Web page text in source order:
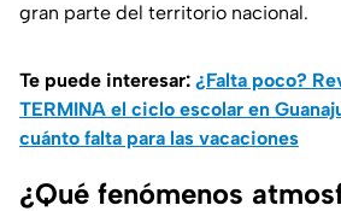
gran parte del territorio nacional.
Te puede interesar: ¿Falta poco?
TERMINA el ciclo escolar en
cuánto falta para las vacaciones
¿Qué fenómenos